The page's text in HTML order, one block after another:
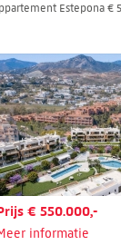
Estepona €
€ 550.000,-
informatie